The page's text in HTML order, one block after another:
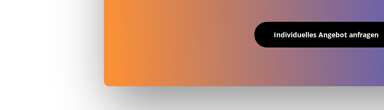
Individuelles Angebot anfragen